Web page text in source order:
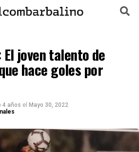
joven talento de
hace goles por
4 años el Mayo 30, 2022